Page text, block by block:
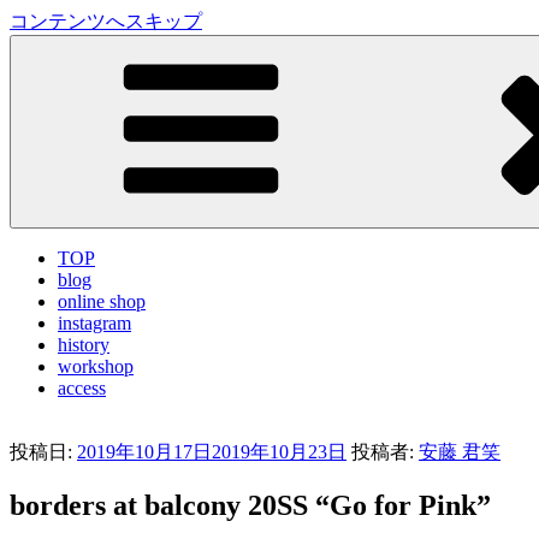
コンテンツへスキップ
LA VILLA ROUGE Blog
TOP
blog
online shop
instagram
history
workshop
access
投稿日: 2019年10月17日 2019年10月23日 投稿者: 安藤 君笑
borders at balcony 20SS “Go for Pink”